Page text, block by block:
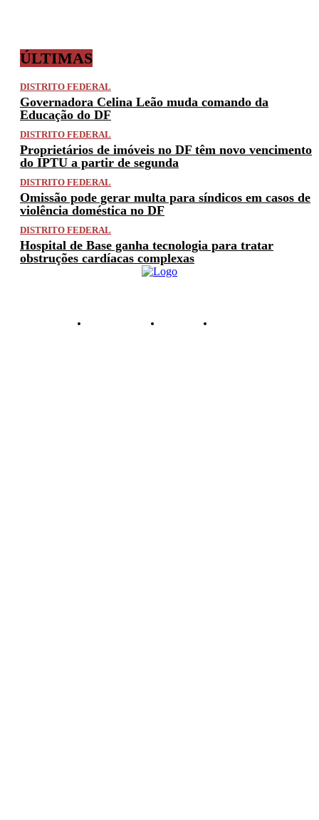
ÚLTIMAS
DISTRITO FEDERAL
Governadora Celina Leão muda comando da
Educação do DF
DISTRITO FEDERAL
Proprietários de imóveis no DF têm novo vencimento
do IPTU a partir de segunda
DISTRITO FEDERAL
Omissão pode gerar multa para síndicos em casos de
violência doméstica no DF
DISTRITO FEDERAL
Hospital de Base ganha tecnologia para tratar
obstruções cardíacas complexas